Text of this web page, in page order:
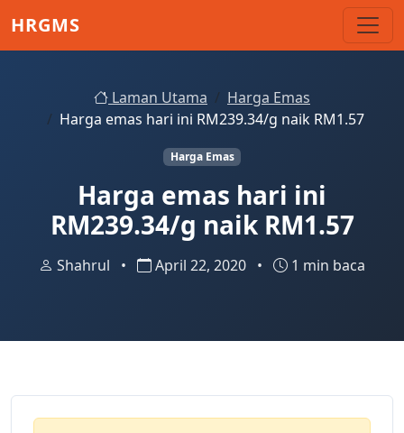
HRGMS
Laman Utama
Harga Emas
Harga emas hari ini RM239.34/g naik RM1.57
Harga Emas
Harga emas hari ini
RM239.34/g naik RM1.57
Shahrul • April 22, 2020 • 1 min baca